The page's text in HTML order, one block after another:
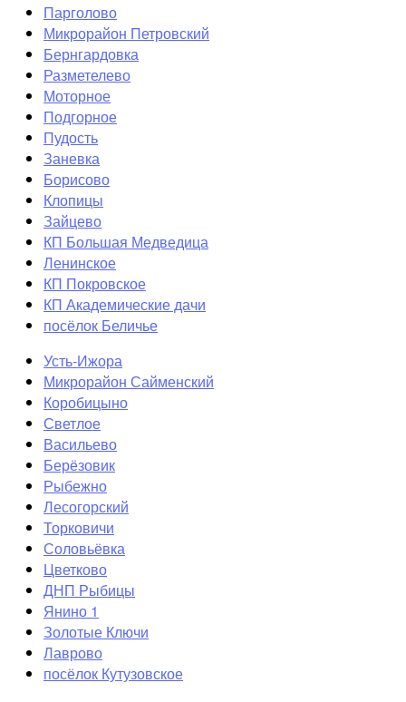
Парголово
Микрорайон Петровский
Бернгардовка
Разметелево
Моторное
Подгорное
Пудость
Заневка
Борисово
Клопицы
Зайцево
КП Большая Медведица
Ленинское
КП Покровское
КП Академические дачи
посёлок Беличье
Усть-Ижора
Микрорайон Сайменский
Коробицыно
Светлое
Васильево
Берёзовик
Рыбежно
Лесогорский
Торковичи
Соловьёвка
Цветково
ДНП Рыбицы
Янино 1
Золотые Ключи
Лаврово
посёлок Кутузовское